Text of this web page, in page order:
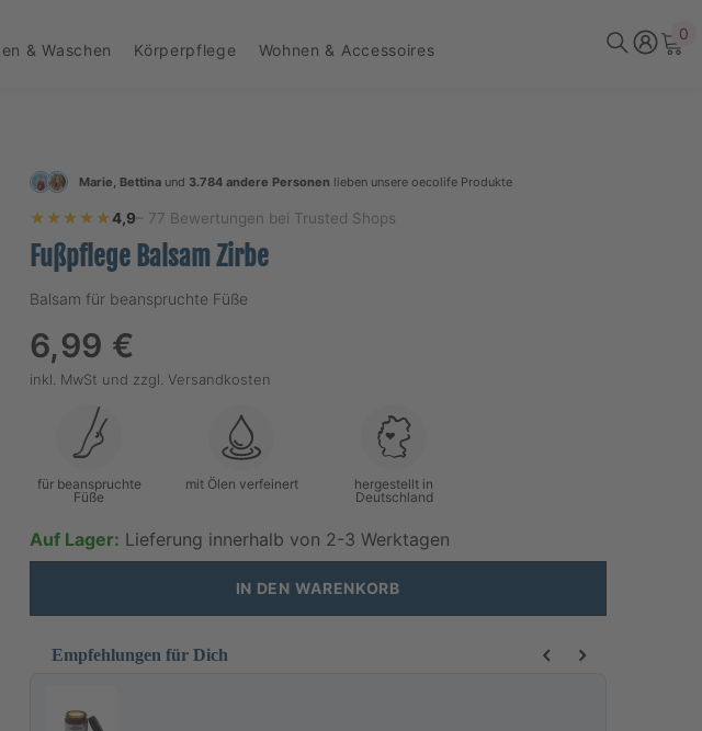
& Waschen Körperpflege Wohnen & Accessoires
0
Marie, Bettinaund 3.784 andere Personen lieben unsere oecolife Produkte
★★★★★
★★★★★4,9 – 77 Bewertungen bei Trusted Shops
Fußpflege Balsam Zirbe
Balsam für beanspruchte Füße
Regulärer
Preis
6,99 €
inkl. MwSt und zzgl. Versandkosten
für beanspruchte
Füße
mit Ölen verfeinert
hergestellt in
Deutschland
Auf Lager: Lieferung innerhalb von 2-3 Werktagen
IN DEN WARENKORB
Empfehlungen für Dich